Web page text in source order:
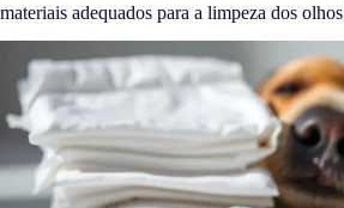
materiais adequados para a limpeza dos olhos